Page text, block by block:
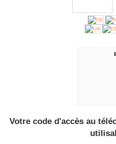
Votre code d'accès au